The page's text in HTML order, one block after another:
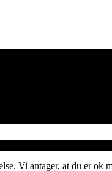
Vi antager, at du er ok